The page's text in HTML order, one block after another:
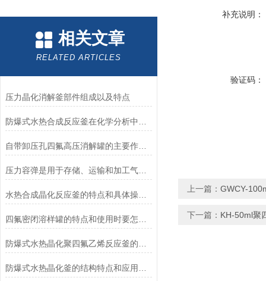
相关文章
RELATED ARTICLES
压力晶化消解釜部件组成以及特点
自带卸压孔四氟高压消解罐的主要作用和操作方法
压力容弹是用于存储、运输和加工气体的设备
水热合成晶化反应釜的特点和具体操作步骤
补充说明：
验证码：
上一篇： GWCY-
下一篇： KH-50ml聚